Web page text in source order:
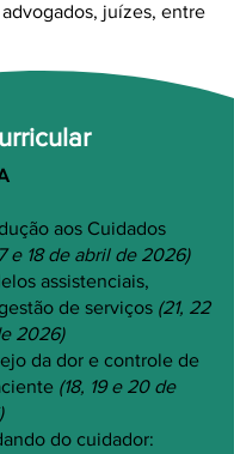
juízes, entre
aos Cuidados
e 18 de abril de 2026)
assistenciais,
de serviços (21, 22
2026)
da dor e controle de
(18, 19 e 20 de
do cuidador: